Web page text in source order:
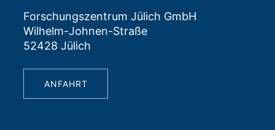
Forschungszentrum Jülich GmbH
Wilhelm-Johnen-Straße
52428 Jülich
ANFAHRT